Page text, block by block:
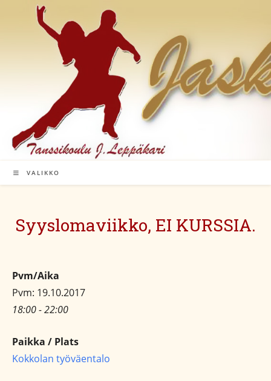
VALIKKO
Syyslomaviikko, EI KURSSIA.
Pvm/Aika
Pvm: 19.10.2017
18:00 - 22:00
Paikka / Plats
Kokkolan työväentalo